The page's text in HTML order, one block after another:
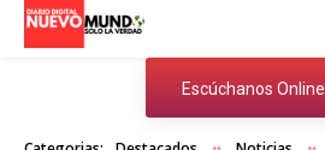
Escúchanos Online